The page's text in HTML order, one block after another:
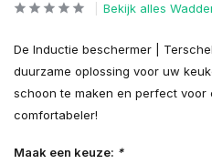
Bekijk alles
De Inductie beschermer |
duurzame oplossing voor uw
schoon te maken en perfect voor
comfortabeler!
Maak een keuze: *